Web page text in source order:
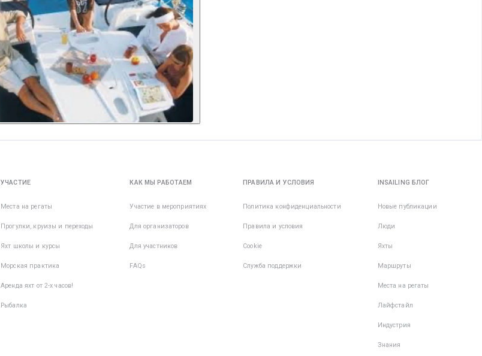
УЧАСТИЕ
Места на регаты
Прогулки, круизы и переходы
Яхт школы и курсы
Морская практика
Аренда яхт от 2-х часов!
Рыбалка
КАК МЫ РАБОТАЕМ
Участие в мероприятиях
Для организаторов
Для участников
FAQs
ПРАВИЛА И УСЛОВИЯ
Политика конфиденциальности
Правила и условия
Cookie
Служба поддержки
INSAILING БЛОГ
Новые публикации
Люди
Яхты
Маршруты
Места на регаты
Лайфстайл
Индустрия
Знания